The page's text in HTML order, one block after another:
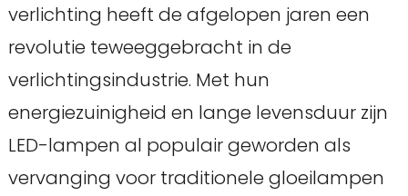
verlichting heeft de afgelopen jaren een
revolutie teweeggebracht in de
verlichtingsindustrie. Met hun
energiezuinigheid en lange levensduur zijn
LED-lampen al populair geworden als
vervanging voor traditionele gloeilampen